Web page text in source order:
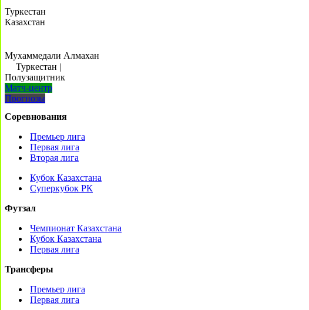
Туркестан
Казахстан
Мухаммедали Алмахан
Туркестан |
Полузащитник
Матч-центр
Прогнозы
Соревнования
Премьер лига
Первая лига
Вторая лига
Кубок Казахстана
Суперкубок РК
Футзал
Чемпионат Казахстана
Кубок Казахстана
Первая лига
Трансферы
Премьер лига
Первая лига